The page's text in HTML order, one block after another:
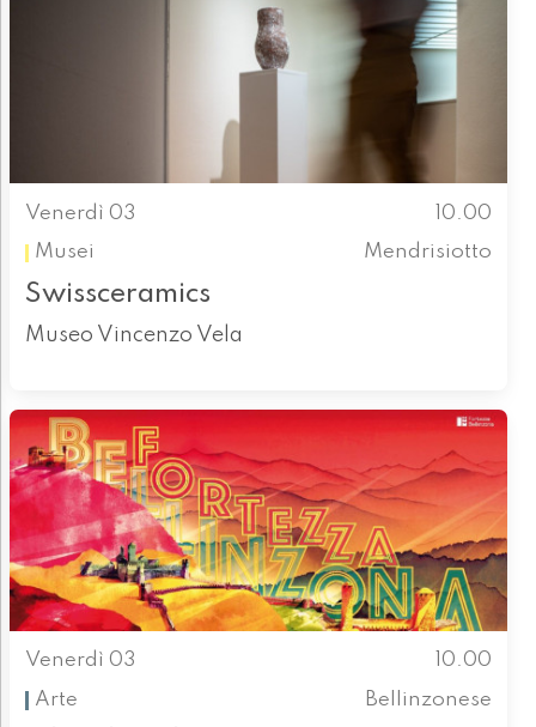
Venerdì 03
10.00
Musei
Mendrisiotto
Swissceramics
Museo Vincenzo Vela
Venerdì 03
10.00
Arte
Bellinzonese